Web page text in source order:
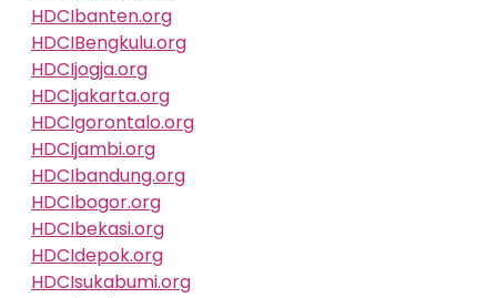
HDCIbanten.org
HDCIBengkulu.org
HDCIjogja.org
HDCIjakarta.org
HDCIgorontalo.org
HDCIjambi.org
HDCIbandung.org
HDCIbogor.org
HDCIbekasi.org
HDCIdepok.org
HDCIsukabumi.org